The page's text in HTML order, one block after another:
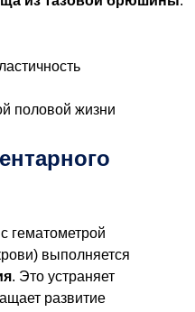
половой жизни
гематометрой
выполняется
. Это устраняет
развитие